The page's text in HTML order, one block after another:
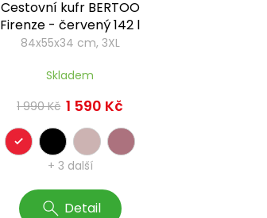
Cestovní kufr BERTOO
Firenze - červený 142 l
84x55x34 cm, 3XL
Skladem
1 990 Kč 1 590 Kč
Detail
+ 3 další